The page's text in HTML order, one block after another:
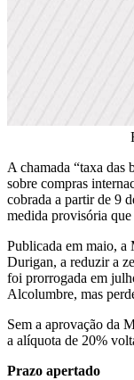
A chamada “taxa das
sobre compras
cobrada a partir de 9
medida provisória
Publicada em maio, a
Durigan, a reduzir a
foi prorrogada em
Alcolumbre, mas
Sem a aprovação da
a alíquota de 20%
Prazo apertado